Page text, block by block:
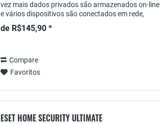
vez mais dados privados são armazenados on-line
e vários dispositivos são conectados em rede,
proteger sua casa está se tornando cada vez
mais...
de R$145,90 *
Compare
Favoritos
ESET HOME SECURITY ULTIMATE